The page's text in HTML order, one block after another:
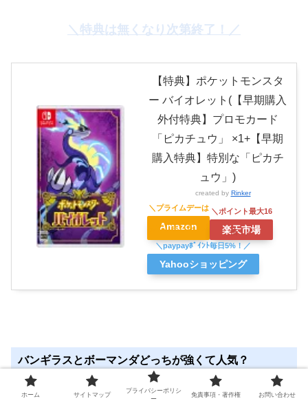
＼特典は無くなり次第終了！／
【特典】ポケットモンスタ
ー バイオレット(【早期購入
外付特典】プロモカード
「ピカチュウ」 ×1+【早期
購入特典】特別な「ピカチ
ュウ」)
created by Rinker
Amazon 楽天市場
Yahooショッピング
バンギラスとボーマンダどっちが強くて人気？
ホーム サイトマップ
プライバシーポリシ
ー
免責事項・著作権 お問い合わせ